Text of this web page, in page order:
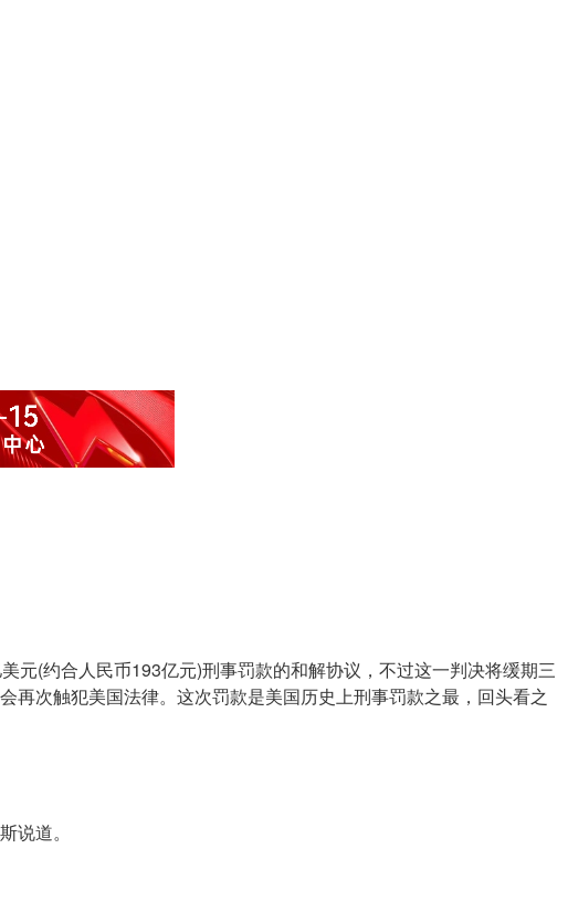
元(约合人民币193亿元)刑事罚款的和解协议，不过这一判决将缓期三
再次触犯美国法律。这次罚款是美国历史上刑事罚款之最，回头看之
说道。